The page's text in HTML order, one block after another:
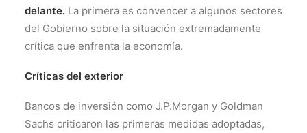
delante. La primera es convencer a algunos sectores
del Gobierno sobre la situación extremadamente
crítica que enfrenta la economía.
Críticas del exterior
Bancos de inversión como J.P.Morgan y Goldman
Sachs criticaron las primeras medidas adoptadas,